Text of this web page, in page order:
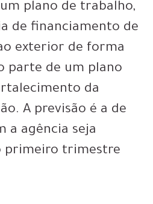
plano de trabalho,
de financiamento de
exterior de forma
parte de um plano
da
A previsão é a de
a agência seja
primeiro trimestre